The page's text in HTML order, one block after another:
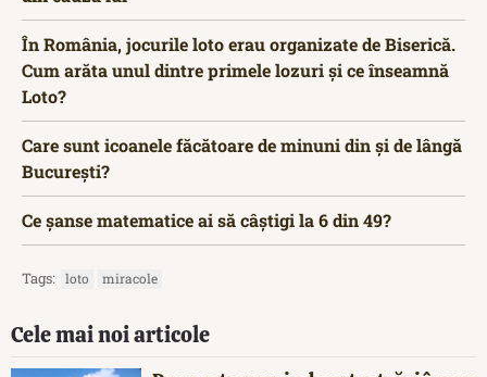
În România, jocurile loto erau organizate de Biserică.
Cum arăta unul dintre primele lozuri și ce înseamnă
Loto?
Care sunt icoanele făcătoare de minuni din și de lângă
București?
Ce șanse matematice ai să câștigi la 6 din 49?
Tags: loto miracole
Cele mai noi articole